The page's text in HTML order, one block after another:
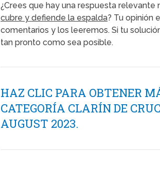
¿Crees que hay una respuesta relevante
cubre y defiende la espalda? Tu opinión
comentarios y los leeremos. Si tu
tan pronto como sea posible.
HAZ CLIC PARA OBTENER
CATEGORÍA CLARÍN DE
AUGUST 2023.